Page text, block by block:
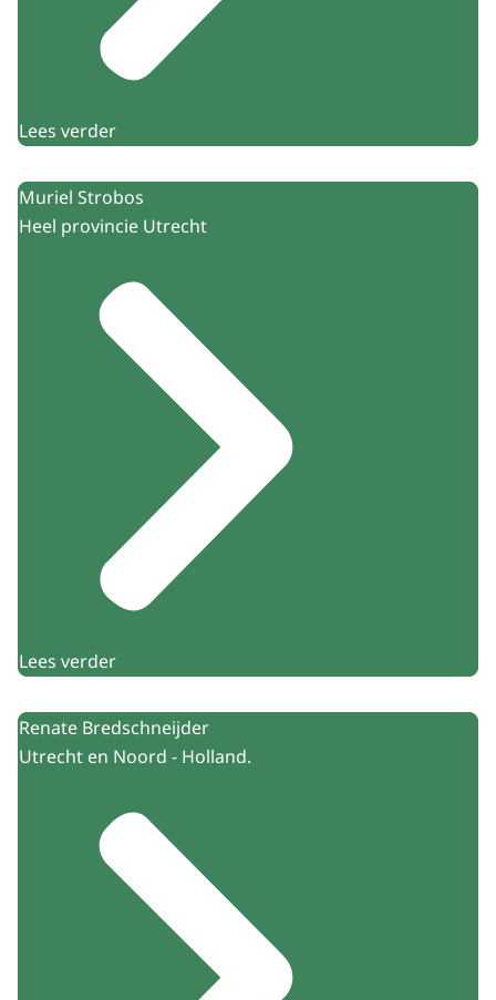
Lees verder
Muriel Strobos
Heel provincie Utrecht
Lees verder
Renate Bredschneijder
Utrecht en Noord - Holland.